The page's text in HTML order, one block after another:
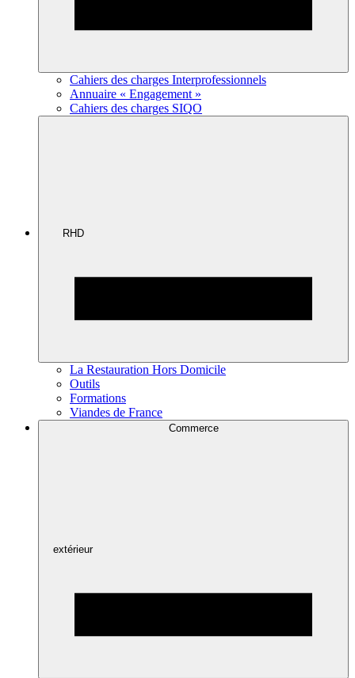
Cahiers des charges Interprofessionnels
Annuaire « Engagement »
Cahiers des charges SIQO
RHD
La Restauration Hors Domicile
Outils
Formations
Viandes de France
Commerce
extérieur